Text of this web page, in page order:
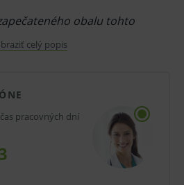
obalu tohto
ochrany zdravia alebo
celý popis
pracovných dní